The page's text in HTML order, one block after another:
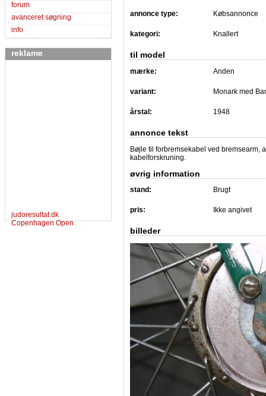
forum
avanceret søgning
info
reklame
judoresultat.dk
Copenhagen Open
annonce type: Købsannonce
kategori: Knallert
til model
mærke: Anden
variant: Monark med
årstal: 1948
annonce tekst
Bøjle til forbremsekabel ved bremsearm,
kabelforskruning.
øvrig information
stand: Brugt
pris: Ikke angivet
billeder